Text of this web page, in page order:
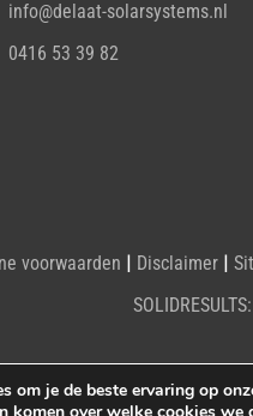
info@delaat-solarsystems.nl
0416 53 39 82
voorwaarden | Disclaimer |
om je de beste ervaring op